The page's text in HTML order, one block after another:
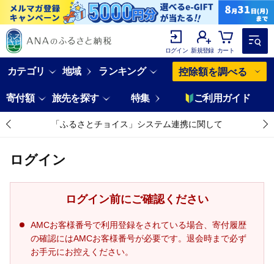
ログイン 新規登録 カート
カテゴリ 地域 ランキング 控除額を調べる
寄付額 旅先を探す 特集 ご利用ガイド
「ふるさとチョイス」システム連携に関して
ログイン
ログイン前にご確認ください
AMCお客様番号で利用登録をされている場合、寄付履歴
の確認にはAMCお客様番号が必要です。退会時まで必ず
お手元にお控えください。